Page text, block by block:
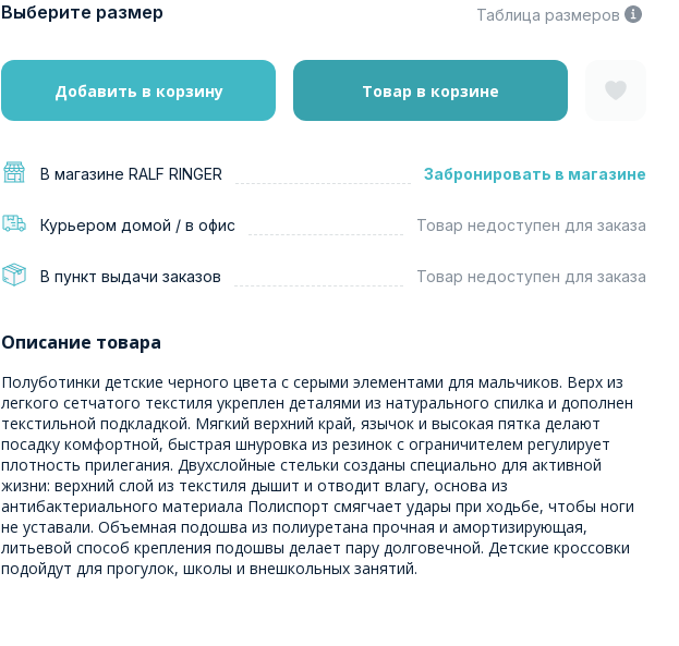
Выберите размер Таблица размеров
Добавить в корзину Товар в корзине
В магазине RALF RINGER Забронировать в магазине
Курьером домой / в офис Товар недоступен для заказа
В пункт выдачи заказов Товар недоступен для заказа
Описание товара
Полуботинки детские черного цвета с серыми элементами для мальчиков. Верх из
легкого сетчатого текстиля укреплен деталями из натурального спилка и дополнен
текстильной подкладкой. Мягкий верхний край, язычок и высокая пятка делают
посадку комфортной, быстрая шнуровка из резинок с ограничителем регулирует
плотность прилегания. Двухслойные стельки созданы специально для активной
жизни: верхний слой из текстиля дышит и отводит влагу, основа из
антибактериального материала Полиспорт смягчает удары при ходьбе, чтобы ноги
не уставали. Объемная подошва из полиуретана прочная и амортизирующая,
литьевой способ крепления подошвы делает пару долговечной. Детские кроссовки
подойдут для прогулок, школы и внешкольных занятий.